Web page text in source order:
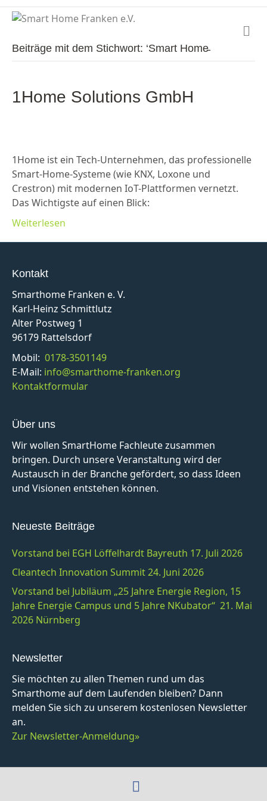
i
Beiträge mit dem Stichwort: ‘Smart Home̵
1Home Solutions GmbH
1Home ist ein Tech-Unternehmen, das professionelle
Smart-Home-Systeme (wie KNX, Loxone und
Crestron) mit modernen IoT-Plattformen vernetzt.
Das Wichtigste auf einen Blick:
Weiterlesen
Kontakt
Smarthome Franken e. V.
Karl-Heinz Schmittlutz
Alter Postweg 1
96179 Rattelsdorf
Mobil: 0178-3501149
E-Mail: info@smarthome-franken.org
Kontaktformular
Über uns
Wir wollen SmartHome Fachleute zusammen
bringen. Durch unsere Veranstaltung wird der
Austausch in der Branche gefördert, so dass Ideen
und Visionen entstehen können.
Neueste Beiträge
Vorstand bei EGH Löffelhardt Bayreuth 17. Juli 2026
Cleantech Innovation Summit 24. Juni 2026
Vorstand bei Jubiläum „25 Jahre Energie Region, 15
Jahre Energie Campus und 5 Jahre NKubator“ 21. Mai
2026 Nürnberg
Newsletter
Sie möchten zu allen Themen rund um das
Smarthome auf dem Laufenden bleiben? Dann
melden Sie sich zu unserem kostenlosen Newsletter
an.
Zur Newsletter-Anmeldung»
F